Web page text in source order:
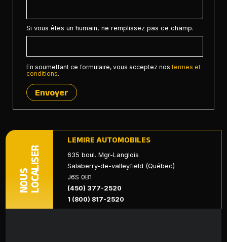
Si vous êtes un humain, ne remplissez pas ce champ.
En soumettant ce formulaire, vous acceptez nostermes et
conditions.
Envoyer
NOUSLOCALISER
LEMIRE AUTOMOBILES
635 boul. Mgr-Langlois
Salaberry-de-valleyfield (Québec)
J6S 0B1
(450) 377-2520
1 (800) 817-2520